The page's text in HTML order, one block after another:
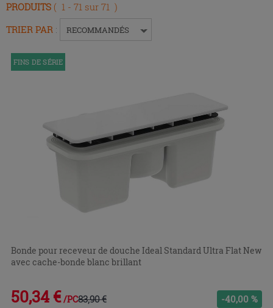
Entrée
pour
ou
développer
PRODUITS ( 1 - 71 sur 71 )
TRIER PAR : RECOMMANDÉS
FINS DE SÉRIE
Bonde pour receveur de douche Ideal Standard Ultra Flat New
avec cache-bonde blanc brillant
50,34 € /PC83,90 € -40,00 %